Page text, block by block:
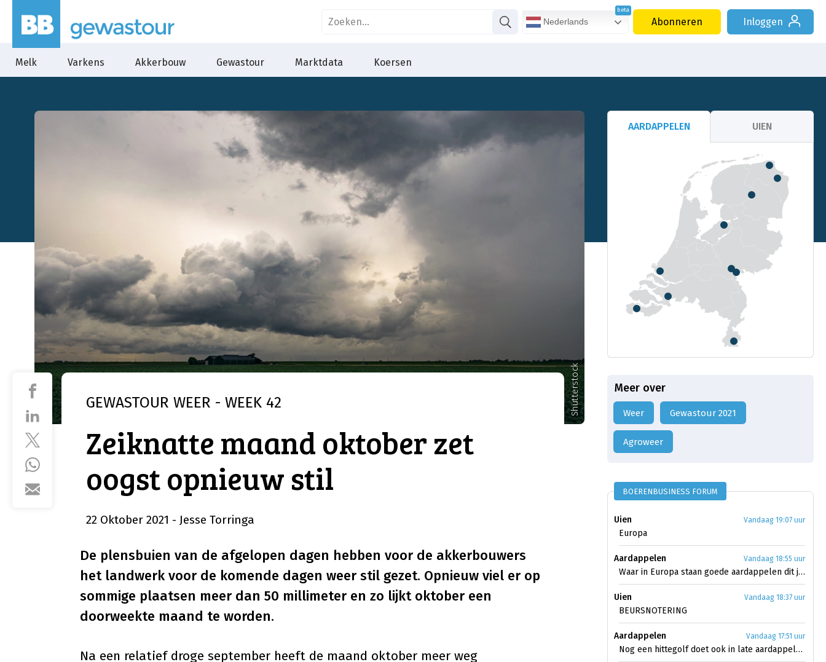
Nederlands Abonneren Inloggen
Melk Varkens Akkerbouw Gewastour Marktdata Koersen
Shutterstock
GEWASTOUR WEER - WEEK 42
Zeiknatte maand oktober zet
oogst opnieuw stil
22 Oktober 2021 - Jesse Torringa
De plensbuien van de afgelopen dagen hebben voor de akkerbouwers
het landwerk voor de komende dagen weer stil gezet. Opnieuw viel er op
sommige plaatsen meer dan 50 millimeter en zo lijkt oktober een
doorweekte maand te worden.
Na een relatief droge september heeft de maand oktober meer weg
AARDAPPELEN UIEN
Meer over
weer Gewastour 2021
agroweer
BOERENBUSINESS FORUM
Uien Vandaag 19:07 uur
Europa
Aardappelen Vandaag 18:55 uur
Waar in Europa staan goede aardappelen dit jaar?
Uien Vandaag 18:37 uur
BEURSNOTERING
Aardappelen Vandaag 17:51 uur
Nog een hittegolf doet ook in late aardappelen licht uit